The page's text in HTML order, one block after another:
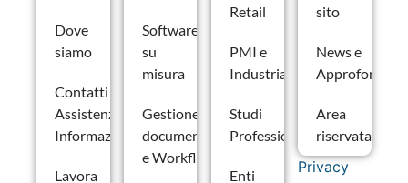
Dove
siamo
Contatti –
Assistenza e
Informazioni
Lavora
Software
su
misura
Gestione
documentale
e Workflow
Retail
PMI e
Industria
Studi
Professionali
Enti
sito
News e
Area
riservata
Privacy